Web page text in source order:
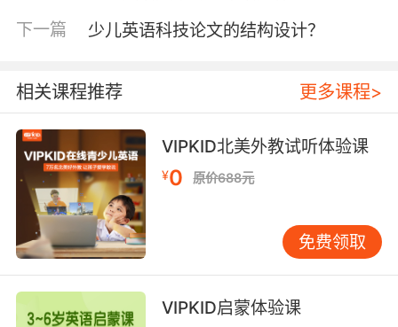
二、实验对象选择
推广价值。在少儿英语科技论文实验设计里，首
先要考虑年龄分层。少儿阶段涵盖多个年龄段，
不同年龄段孩子的认知水平、语言基础和学习习
惯差异显著。比如，将实验对象分为 4 - 6 岁、7
- 9 岁、10 - 12 岁等几个层次，分别在 VIPKID
平台上进行相同教学内容但不同教学策略的实
验。4 - 6 岁孩子可能更侧重于趣味性和直观形象
的教学方法，如通过儿歌、简单绘本故事来学习
英语；而 10 - 12 岁孩子则对语法知识、阅读理
解等有一定接受能力，可测试深度阅读课程对他
们的影响。同时，还需考虑孩子的英语基础差
下一篇 少儿英语科技论文的结构设计？
相关课程推荐 更多课程>
VIPKID北美外教试听体验课
¥0 原价688元
免费领取
VIPKID启蒙体验课